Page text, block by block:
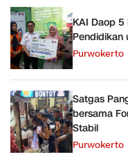
KAI Daop
Pendidikan
Purwokerto
Satgas
bersama
Stabil
Purwokerto